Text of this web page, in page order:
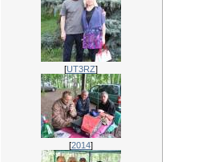
[UT3RZ]
[2014]